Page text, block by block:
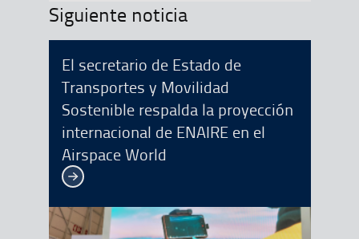
Siguiente noticia
El secretario de Estado de
Transportes y Movilidad
Sostenible respalda la proyección
internacional de ENAIRE en el
Airspace World
Ver más